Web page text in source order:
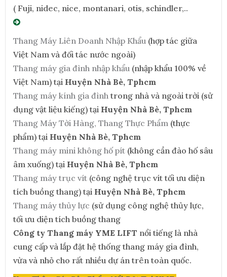
( Fuji, nidec, nice, montanari, otis, schindler,..
Thang Máy Liên Doanh Nhập Khẩu (hợp tác giữa
Việt Nam và đối tác nước ngoài)
Thang máy gia đình nhập khẩu (nhập khẩu 100% về
Việt Nam) tại Huyện Nhà Bè, Tphcm
Thang máy kính gia đình trong nhà và ngoài trời (sử
dụng vật liệu kiếng) tại Huyện Nhà Bè, Tphcm
Thang Máy Tời Hàng, Thang Thực Phẩm (thực
phẩm) tại Huyện Nhà Bè, Tphcm
Thang máy mini không hố pít (không cần đào hố sâu
âm xuống) tại Huyện Nhà Bè, Tphcm
Thang máy trục vít (công nghệ trục vít tối ưu diện
tích buồng thang) tại Huyện Nhà Bè, Tphcm
Thang máy thủy lực (sử dụng công nghệ thủy lực,
tối ưu diện tích buồng thang
Công ty Thang máy YME LIFT nổi tiếng là nhà
cung cấp và lắp đặt hệ thống thang máy gia đình,
vừa và nhỏ cho rất nhiều dự án trên toàn quốc.